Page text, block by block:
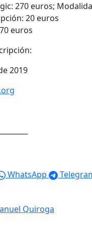
270 euros;
20 euros
euros
2019
WhatsApp
Quiroga